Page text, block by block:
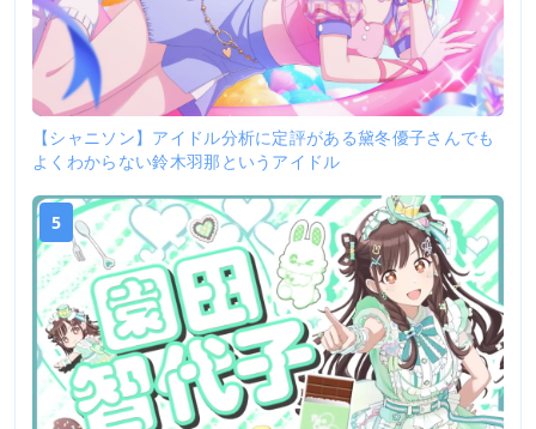
【シャニソン】アイドル分析に定評がある黛冬優子さんでも
よくわからない鈴木羽那というアイドル
5